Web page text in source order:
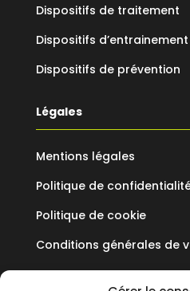
Dispositifs de traitement
Dispositifs
Dispositifs de prévention
Légales
Mentions légales
Politique de
Politique de cookie
Conditions générales de